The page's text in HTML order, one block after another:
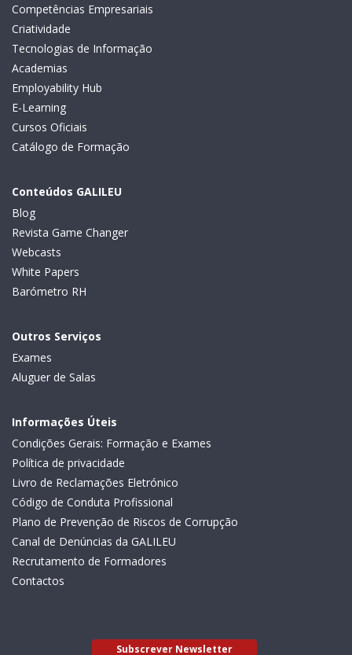
Competências Empresariais
Criatividade
Tecnologias de Informação
Academias
Employability Hub
E-Learning
Cursos Oficiais
Catálogo de Formação
Conteúdos GALILEU
Blog
Revista Game Changer
Webcasts
White Papers
Barómetro RH
Outros Serviços
Exames
Aluguer de Salas
Informações Úteis
Condições Gerais: Formação e Exames
Política de privacidade
Livro de Reclamações Eletrónico
Código de Conduta Profissional
Plano de Prevenção de Riscos de Corrupção
Canal de Denúncias da GALILEU
Recrutamento de Formadores
Contactos
Subscrever Newsletter